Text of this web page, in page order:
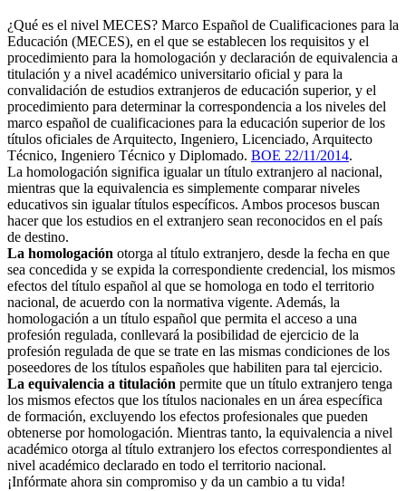
¿Qué es el nivel MECES? Marco Español de Cualificaciones para la
Educación (MECES), en el que se establecen los requisitos y el
procedimiento para la homologación y declaración de equivalencia a
titulación y a nivel académico universitario oficial y para la
convalidación de estudios extranjeros de educación superior, y el
procedimiento para determinar la correspondencia a los niveles del
marco español de cualificaciones para la educación superior de los
títulos oficiales de Arquitecto, Ingeniero, Licenciado, Arquitecto
Técnico, Ingeniero Técnico y Diplomado. BOE 22/11/2014.
La homologación significa igualar un título extranjero al nacional,
mientras que la equivalencia es simplemente comparar niveles
educativos sin igualar títulos específicos. Ambos procesos buscan
hacer que los estudios en el extranjero sean reconocidos en el país
de destino.
La homologación otorga al título extranjero, desde la fecha en que
sea concedida y se expida la correspondiente credencial, los mismos
efectos del título español al que se homologa en todo el territorio
nacional, de acuerdo con la normativa vigente. Además, la
homologación a un título español que permita el acceso a una
profesión regulada, conllevará la posibilidad de ejercicio de la
profesión regulada de que se trate en las mismas condiciones de los
poseedores de los títulos españoles que habiliten para tal ejercicio.
La equivalencia a titulación permite que un título extranjero tenga
los mismos efectos que los títulos nacionales en un área específica
de formación, excluyendo los efectos profesionales que pueden
obtenerse por homologación. Mientras tanto, la equivalencia a nivel
académico otorga al título extranjero los efectos correspondientes al
nivel académico declarado en todo el territorio nacional.
¡Infórmate ahora sin compromiso y da un cambio a tu vida!